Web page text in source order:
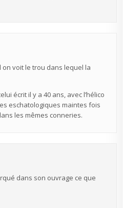
on voit le trou dans lequel la
écrit il y a 40 ans, avec l’hélico
eschatologiques maintes fois
les mêmes conneries.
dans son ouvrage ce que